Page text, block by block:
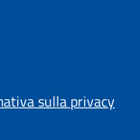
sulla privacy